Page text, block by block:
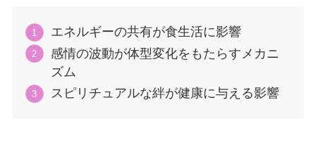
エネルギーの共有が食生活に影響
感情の波動が体型変化をもたらすメカニ
ズム
スピリチュアルな絆が健康に与える影響